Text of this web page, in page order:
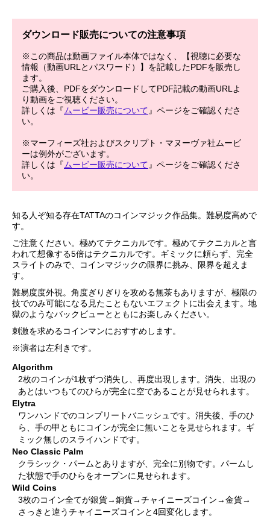
ダウンロード販売についての注意事項
※この商品は動画ファイル本体ではなく、【視聴に必要な
情報（動画URLとパスワード）】を記載したPDFを販売し
ます。
ご購入後、PDFをダウンロードしてPDF記載の動画URLよ
り動画をご視聴ください。
詳しくは『 ムービー販売について 』ページをご確認くださ
い。
※マーフィーズ社およびスクリプト・マヌーヴァ社ムービ
ーは例外がございます。
詳しくは『 ムービー販売について 』ページをご確認くださ
い。
知る人ぞ知る存在TATTAのコインマジック作品集。難易度高めで
す。
ご注意ください。極めてテクニカルです。極めてテクニカルと言
われて想像する5倍はテクニカルです。ギミックに頼らず、完全
スライトのみで、コインマジックの限界に挑み、限界を超えま
す。
難易度度外視。角度ぎりぎりを攻める無茶もありますが、極限の
技でのみ可能になる見たこともないエフェクトに出会えます。地
獄のようなバックビューとともにお楽しみください。
刺激を求めるコインマンにおすすめします。
※演者は左利きです。
Algorithm
2枚のコインが1枚ずつ消失し、再度出現します。消失、出現の
あとはいつもてのひらが完全に空であることが見せられます。
Elytra
ワンハンドでのコンプリートバニッシュです。消失後、手のひ
ら、手の甲ともにコインが完全に無いことを見せられます。ギ
ミック無しのスライハンドです。
Neo Classic Palm
クラシック・パームとありますが、完全に別物です。パームし
た状態で手のひらをオープンに見せられます。
Wild Coins
3枚のコイン全てが銀貨→銅貨→チャイニーズコイン→金貨→
さっきと違うチャイニーズコインと4回変化します。